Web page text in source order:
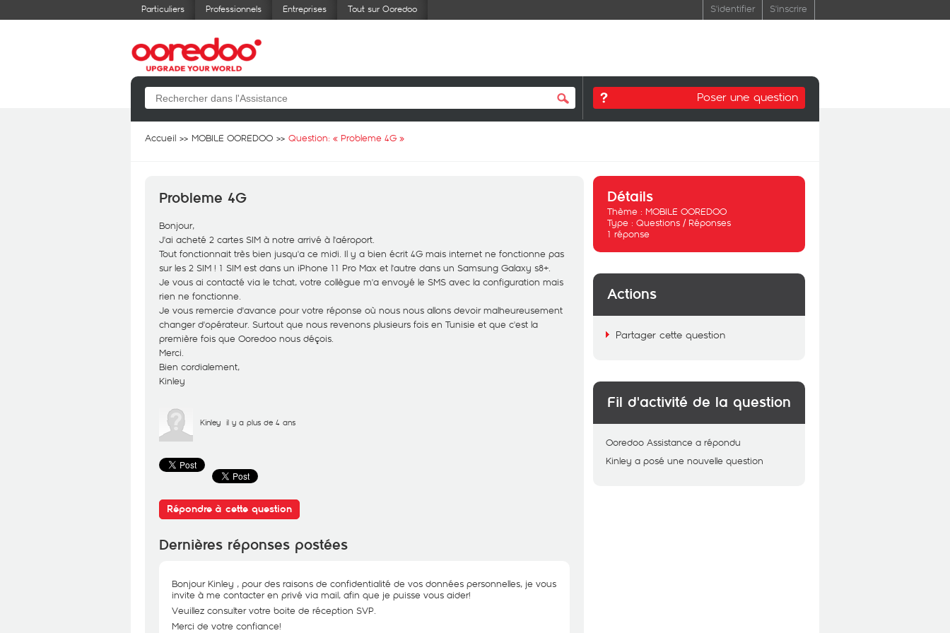
Particuliers Professionnels Entreprises Tout sur Ooredoo S'identifier S'inscrire
Poser une question
Accueil MOBILE OOREDOO Question: « Probleme 4G »
Probleme 4G
Bonjour,
J'ai acheté 2 cartes SIM à notre arrivé à l'aéroport.
Tout fonctionnait très bien jusqu'a ce midi. Il y a bien écrit 4G mais internet ne fonctionne pas
sur les 2 SIM ! 1 SIM est dans un iPhone 11 Pro Max et l'autre dans un Samsung Galaxy s8+.
Je vous ai contacté via le tchat, votre collègue m'a envoyé le SMS avec la configuration mais
rien ne fonctionne.
Je vous remercie d'avance pour votre réponse où nous nous allons devoir malheureusement
changer d'opérateur. Surtout que nous revenons plusieurs fois en Tunisie et que c'est la
première fois que Ooredoo nous déçois.
Merci.
Bien cordialement,
Kinley
Kinley il y a plus de 4 ans
Répondre à cette question
Dernières réponses postées
Bonjour Kinley , pour des raisons de confidentialité de vos données personnelles, je vous
invite à me contacter en privé via mail, afin que je puisse vous aider!
Veuillez consulter votre boite de réception SVP.
Merci de votre confiance!
Détails
Thème : MOBILE OOREDOO
Type : Questions / Réponses
1 réponse
Actions
Partager cette question
Fil d'activité de la question
Ooredoo Assistance a répondu
Kinley a posé une nouvelle question